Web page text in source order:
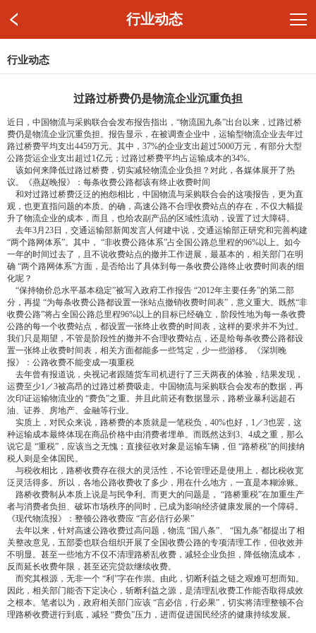
行业动态
行业动态
过路过桥费仍是物流企业沉重负担
近日，中国物流与采购联合会发布报告指出，“物流国九条”出台以来，过路过桥
费仍是物流企业沉重负担。报告显示，在被调查企业中，运输型物流企业去年过
路过桥费平均支出4459万元。其中，37%的企业支出超过5000万元，有部分大型
公路货运企业支出超过1亿元；过路过桥费平均占运输成本的34%。
该如何来降低过路过桥费，切实减轻物流企业负担？对此，各媒体展开了热
议。《燕赵晚报》：每条收费公路都该有终止收费时间
和对过路过桥费泛泛的抱怨相比，中国物流与采购联合会的这项报告，更为直
观，也更直指问题的本质。的确，高速公路不合理收费站点的存在，不仅大幅提
升了物流企业的成本，而且，也给农副产品的区域性流动，设置了过大障碍。
去年3月23日，交通运输部新闻发言人何建中说，交通运输部正研究和完善构建
“两个路网体系”。其中， “非收费公路体系”占全国公路总里程的96%以上。如今
一年的时间过去了，且不说收费站点的撤并工作进展，最基本的，相关部门在明
确 “两个路网体系”方面，是否给出了具体到每一条收费公路终止收费时间表的细
化呢？
“保持物价总水平基本稳定”被写入政府工作报告 “2012年主要任务”的第二部
分，再提 “为每条收费公路都设置一张站点撤销收费时间表”，意义重大。既然“非
收费公路”将占全国公路总里程96%以上的目标已经确立，阶段性地为每一条收费
公路的每一个收费站点，都设置一张终止收费的时间表，这样的要求并不为过。
我们只是期望，不管是阶段性的撤并不合理收费站点，还是给每条收费公路都设
置一张终止收费时间表，相关方面都能多一些笃定，少一些游移。《深圳晚
报》：公路收费不能变成一项重税
去年曾有报道说，央视记者跟随货车司机进行了三天两夜的体验，结果发现，
运费至少1／3被高昂的过路过桥费吸走。中国物流与采购联合会发布的数据，再
次印证运输物流业的 “费负”之重。并且此前还有数据显示，路桥业暴利远超石
油、证券、房地产、金融等行业。
实质上，对民众来说，路桥费的本质就是一笔税负，40%也好，1／3也罢，这
种运输成本最终体现在商品价格中由消费者埋单。而既然达到3、4成之重，那么
说它是 “重税”，应该当之无愧；直接征收对象是运输车辆，但 “路桥税”的间接纳
税人则是全体国民。
与税收相比，路桥收费存在很大的灵活性，不论管理还是使用上，都比税收宽
泛灵活得多。所以，各地公路收费收了多少，用在什么地方，一直是本糊涂账。
路桥收费制从本质上说是与民争利。而更大的问题是， “路桥重税”在加重生产
者与消费者负担、破坏市场秩序的同时，已成为影响经济健康发展的一个障碍。
《现代物流报》：整顿公路收费应 “言必信行必果”
去年以来，针对高速公路收费过高问题，物流 “国八条”、 “国九条”都提出了相
关整改意见，五部委也联合组织开展了全国收费公路的专项清理工作，但收效并
不明显。甚至一些地方不仅不清理路桥乱收费，减轻企业负担，降低物流成本，
反而延长收费年限，甚至还完贷款继续收费。
而究其根源，无非一个 “利”字在作祟。由此，切断利益之链之艰难可想而知。
因此，相关部门能否下定决心，斩断利益之源，是清理乱收费工作能否取得成效
之根本。笔者以为，政府相关部门应该 “言必信，行必果”，切实将清理整顿不合
理路桥收费进行到底，减轻 “费负”压力，进而促进国民经济的健康持续发展。